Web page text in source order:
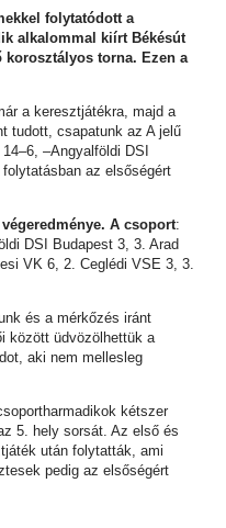
folytatódott a
alkalommal kiírt Békésút
korosztályos torna. Ezen a
a keresztjátékra, majd a
tudott, csapatunk az A jelű
–Angyalföldi DSI
az elsőségért
A csoport:
DSI Budapest 3, 3. Arad
VK 6, 2. Ceglédi VSE 3, 3.
és a mérkőzés iránt
között üdvözölhettük a
aki nem mellesleg
kétszer
5. hely sorsát. Az első és
után folytatták, ami
pedig az elsőségért